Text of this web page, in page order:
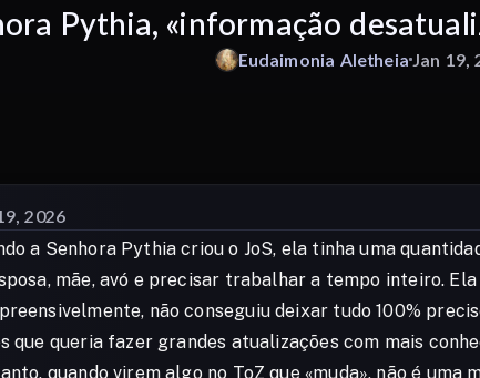
Pythia, «informação
Eudaimonia Aletheia Jan 19,
2026
a Senhora Pythia criou o JoS, ela tinha uma
mãe, avó e precisar trabalhar a tempo inteiro.
não conseguiu deixar tudo 100%
que queria fazer grandes atualizações com mais
quando virem algo no ToZ que «muda», não é